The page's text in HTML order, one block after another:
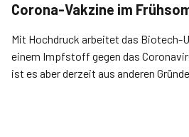
Corona-Vakzine im
Mit Hochdruck arbeitet das Biotech-
einem Impfstoff gegen das
ist es aber derzeit aus anderen